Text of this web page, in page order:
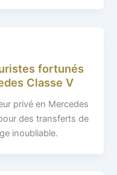
fortunés
Classe V
privé en Mercedes
des transferts de
inoubliable.